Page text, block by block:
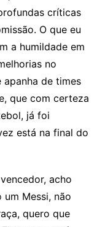
críticas
O que eu
a humildade em
no
de times
que com certeza
já foi
está na final do
acho
Messi, não
quero que